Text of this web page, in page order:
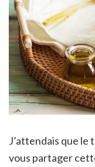
J’attendais que le
vous partager